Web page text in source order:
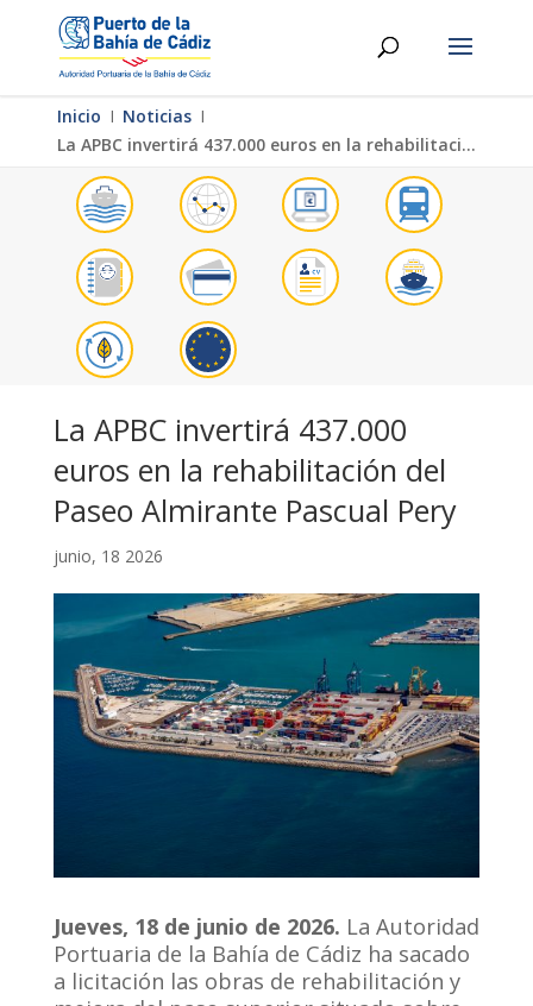
Inicio Ι Noticias Ι
La APBC invertirá 437.000 euros en la rehabilitación del Paseo Almirante Pascual Pery
La APBC invertirá 437.000
euros en la rehabilitación del
Paseo Almirante Pascual Pery
junio, 18 2026
Jueves, 18 de junio de 2026. La Autoridad
Portuaria de la Bahía de Cádiz ha sacado
a licitación las obras de rehabilitación y